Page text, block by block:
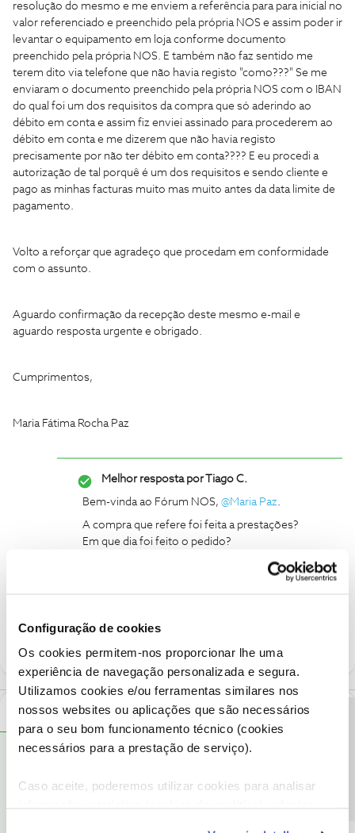
Configuração de cookies
Os cookies permitem-nos proporcionar lhe uma
experiência de navegação personalizada e segura.
Utilizamos cookies e/ou ferramentas similares nos
nossos websites ou aplicações que são necessários
para o seu bom funcionamento técnico (cookies
necessários para a prestação de serviço).
Caso aceite, poderemos utilizar cookies para analisar
resolução do mesmo e me enviem a referência para para inicial no
valor referenciado e preenchido pela própria NOS e assim poder ir
levantar o equipamento em loja conforme documento
preenchido pela própria NOS. E também não faz sentido me
terem dito via telefone que não havia registo "como???" Se me
enviaram o documento preenchido pela própria NOS com o IBAN
do qual foi um dos requisitos da compra que só aderindo ao
débito em conta e assim fiz enviei assinado para procederem ao
débito em conta e me dizerem que não havia registo
precisamente por não ter débito em conta???? E eu procedi a
autorização de tal porquê é um dos requisitos e sendo cliente e
pago as minhas facturas muito mas muito antes da data limite de
pagamento.
Volto a reforçar que agradeço que procedam em conformidade
com o assunto.
Aguardo confirmação da recepção deste mesmo e-mail e
aguardo resposta urgente e obrigado.
Cumprimentos,
Maria Fátima Rocha Paz
Melhor resposta porTiago C.
Bem-vinda ao Fórum NOS, @Maria Paz.
A compra que refere foi feita a prestações?
Em que dia foi feito o pedido?
1 Comentário
Tiago C. RESPOSTA Forum|Forum|6 years ago
Bem-vinda ao Fórum NOS,@Maria Paz.